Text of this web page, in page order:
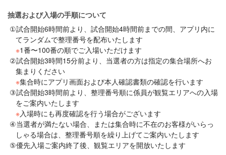
抽選および入場の手順について
試合開始6時間前より、試合開始4時間前までの間、アプリ内に
てランダムで整理番号を配布いたします
※1番〜100番の順でご入場いただけます
試合開始3時間15分前より、当選者の方は指定の集合場所へお
集まりください
※集合時にアプリ画面および本人確認書類の確認を行います
試合開始3時間前より、整理番号順に係員が観覧エリアへの入場
をご案内いたします
※入場時にも再度確認を行う場合がございます
当選者が満たない場合、または集合時に不在のお客様がいらっ
しゃる場合は、整理番号順を繰り上げてご案内いたします
優先入場ご案内終了後、観覧エリアを開放いたします